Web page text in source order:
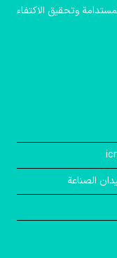
وتحقيق الاكتفاء
الصناعة